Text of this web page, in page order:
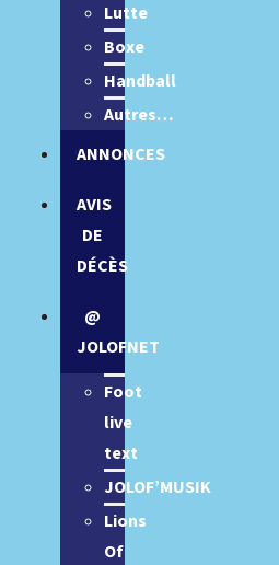
Lutte
Boxe
Handball
Autres…
ANNONCES
AVIS
DE
DÉCÈS
@
JOLOFNET
Foot
live
text
JOLOF’MUSIK
Lions
Of